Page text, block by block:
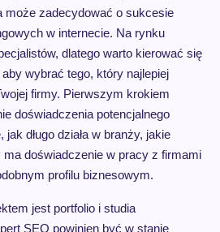
może zadecydować o sukcesie
w internecie. Na rynku
dlatego warto kierować się
wybrać tego, który najlepiej
firmy. Pierwszym krokiem
doświadczenia potencjalnego
długo działa w branży, jakie
ma doświadczenie w pracy z firmami
profilu biznesowym.
jest portfolio i studia
SEO powinien być w stanie